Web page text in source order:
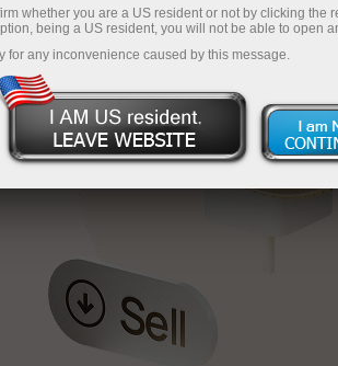
whether you are a US resident or not by clicking the
being a US resident, you will not be able to open
for any inconvenience caused by this message.